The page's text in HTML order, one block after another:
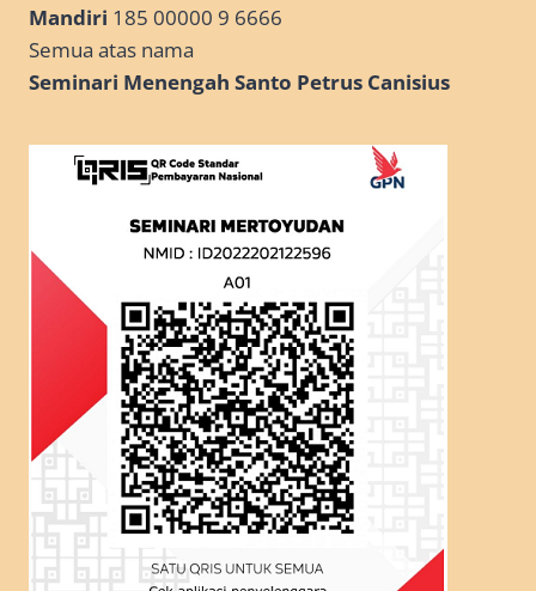
Mandiri 185 00000 9 6666
Semua atas nama
Seminari Menengah Santo Petrus Canisius